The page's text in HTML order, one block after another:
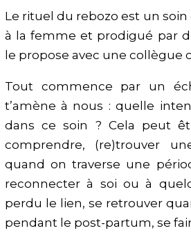
Le rituel du rebozo est un
à la femme et prodigué par
le propose avec une collègue
Tout commence par un
t’amène à nous : quelle
dans ce soin ? Cela peut
comprendre, (re)trouver
quand on traverse une
reconnecter à soi ou à
perdu le lien, se retrouver
pendant le post-partum, se